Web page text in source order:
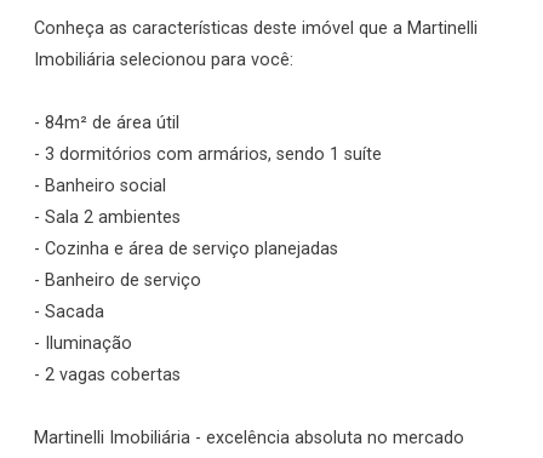
Conheça as características deste imóvel que a Martinelli
Imobiliária selecionou para você:
- 84m² de área útil
- 3 dormitórios com armários, sendo 1 suíte
- Banheiro social
- Sala 2 ambientes
- Cozinha e área de serviço planejadas
- Banheiro de serviço
- Sacada
- Iluminação
- 2 vagas cobertas
Martinelli Imobiliária - excelência absoluta no mercado